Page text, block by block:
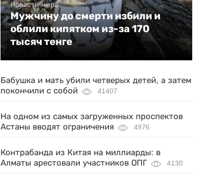
Новости мира
Мужчину до смерти избили и
облили кипятком из-за 170
тысяч тенге
Бабушка и мать убили четверых детей, а затем
покончили с собой
41407
На одном из самых загруженных проспектов
Астаны вводят ограничения
4976
Контрабанда из Китая на миллиарды: в
Алматы арестовали участников ОПГ
4130